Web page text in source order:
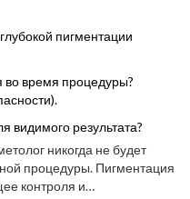
пигментации
во время процедуры?
видимого результата?
никогда не будет
процедуры. Пигментация
контроля и